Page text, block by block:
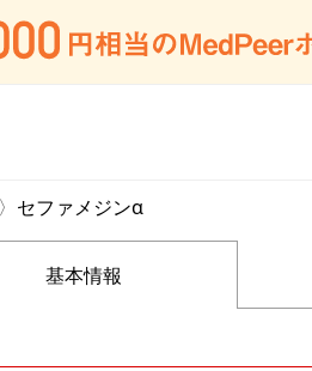
セファメジンα
基本情報